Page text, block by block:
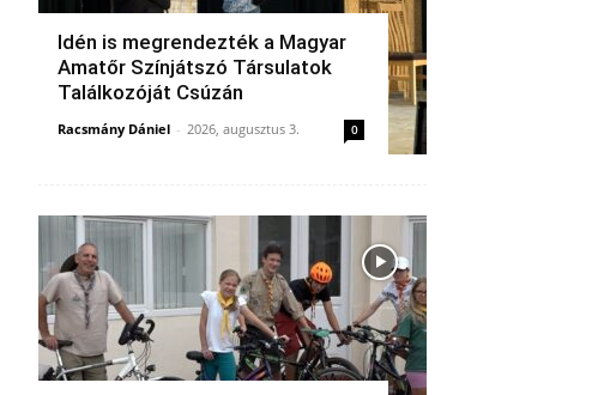
Idén is megrendezték a Magyar
Amatőr Színjátszó Társulatok
Találkozóját Csúzán
Racsmány Dániel - 2026, augusztus 3. 0